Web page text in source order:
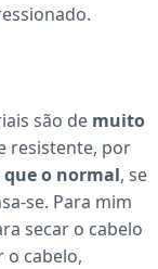
são de muito
resistente, por
que o normal, se
se. Para mim
secar o cabelo
o cabelo,